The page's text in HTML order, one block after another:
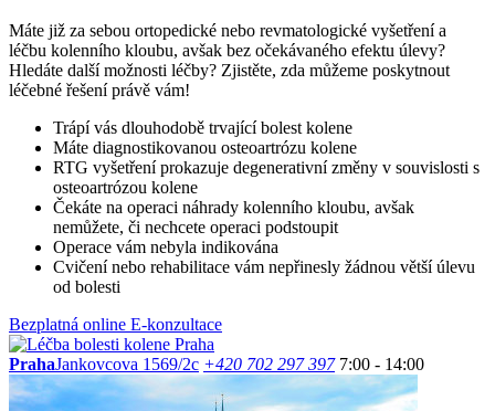
Máte již za sebou ortopedické nebo revmatologické vyšetření a
léčbu kolenního kloubu, avšak bez očekávaného efektu úlevy?
Hledáte další možnosti léčby? Zjistěte, zda můžeme poskytnout
léčebné řešení právě vám!
Trápí vás dlouhodobě trvající bolest kolene
Máte diagnostikovanou osteoartrózu kolene
RTG vyšetření prokazuje degenerativní změny v souvislosti s
osteoartrózou kolene
Čekáte na operaci náhrady kolenního kloubu, avšak
nemůžete, či nechcete operaci podstoupit
Operace vám nebyla indikována
Cvičení nebo rehabilitace vám nepřinesly žádnou větší úlevu
od bolesti
Bezplatná online E-konzultace
PrahaJankovcova 1569/2c +420 702 297 3977:00 - 14:00